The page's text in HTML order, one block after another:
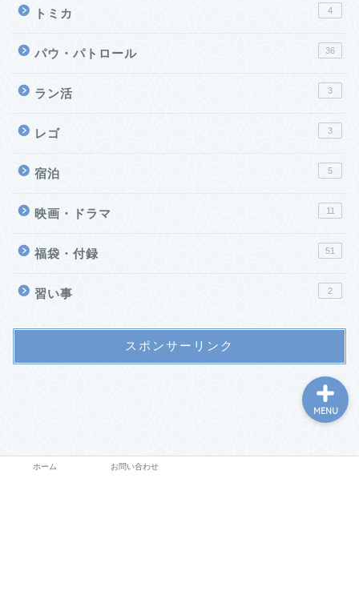
トミカ 4
パウ・パトロール 36
ラン活 3
レゴ 3
宿泊 5
映画・ドラマ 11
福袋・付録 51
習い事 2
スポンサーリンク
ホーム お問い合わせ
MENU